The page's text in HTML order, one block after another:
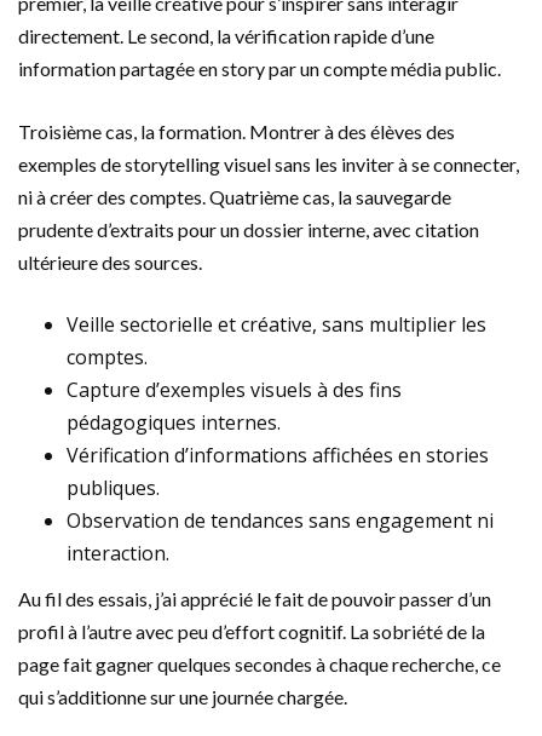
directement. Le second, la vérification rapide d’une
information partagée en story par un compte média public.
Troisième cas, la formation. Montrer à des élèves des
exemples de storytelling visuel sans les inviter à se connecter,
ni à créer des comptes. Quatrième cas, la sauvegarde
prudente d’extraits pour un dossier interne, avec citation
ultérieure des sources.
Veille sectorielle et créative, sans multiplier les
comptes.
Capture d’exemples visuels à des fins
pédagogiques internes.
Vérification d’informations affichées en stories
publiques.
Observation de tendances sans engagement ni
interaction.
Au fil des essais, j’ai apprécié le fait de pouvoir passer d’un
profil à l’autre avec peu d’effort cognitif. La sobriété de la
page fait gagner quelques secondes à chaque recherche, ce
qui s’additionne sur une journée chargée.